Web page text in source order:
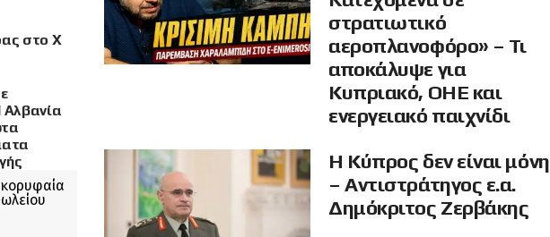
στρατιωτικό
αεροπλανοφόρο» – Τι
αποκάλυψε για
Κυπριακό, ΟΗΕ και
ενεργειακό παιχνίδι
Η Κύπρος δεν είναι μόνη
– Αντιστράτηγος ε.α.
Δημόκριτος Ζερβάκης
στο X